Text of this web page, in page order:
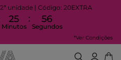
unidade | Código: 20EXTRA
25
Minutos
: 55
Segundos
*Ver Condições